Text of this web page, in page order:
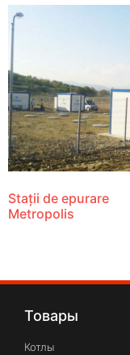
Stații de epurare
Metropolis
Товары
Котлы